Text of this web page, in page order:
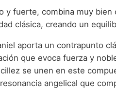
y fuerte, combina muy bien
clásica, creando un
aporta un contrapunto
que evoca fuerza y
se unen en este
angelical que